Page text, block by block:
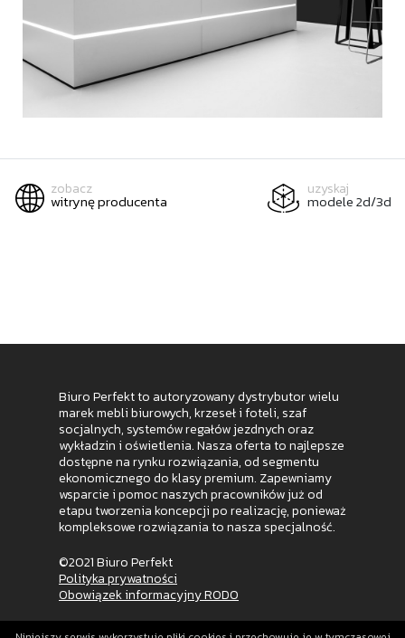
zobacz
witrynę producenta
uzyskaj
modele 2d/3d
Biuro Perfekt to autoryzowany dystrybutor wielu
marek mebli biurowych, krzeseł i foteli, szaf
socjalnych, systemów regałów jezdnych oraz
wykładzin i oświetlenia. Nasza oferta to najlepsze
dostępne na rynku rozwiązania, od segmentu
ekonomicznego do klasy premium. Zapewniamy
wsparcie i pomoc naszych pracowników już od
etapu tworzenia koncepcji po realizację, ponieważ
kompleksowe rozwiązania to nasza specjalność.
©2021 Biuro Perfekt
Polityka prywatności
Obowiązek informacyjny RODO